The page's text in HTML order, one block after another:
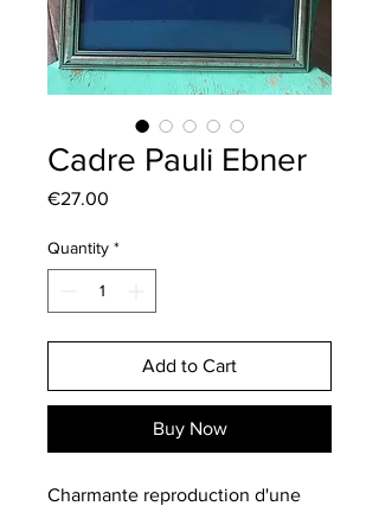
Cadre Pauli Ebner
€27.00
Quantity *
Add to Cart
Buy Now
Charmante reproduction d'une